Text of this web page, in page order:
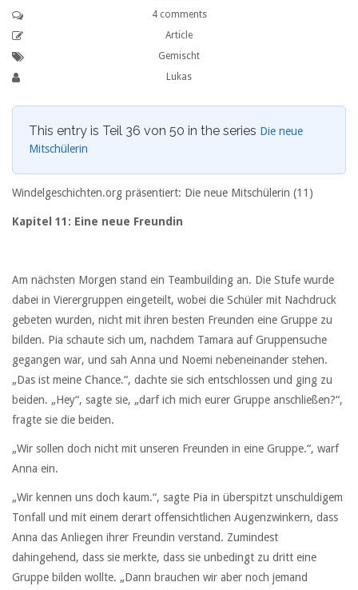
4 comments
Article
Gemischt
Lukas
This entry is Teil 36 von 50 in the series Die neue
Mitschülerin
Windelgeschichten.org präsentiert: Die neue Mitschülerin (11)
Kapitel 11: Eine neue Freundin
Am nächsten Morgen stand ein Teambuilding an. Die Stufe wurde
dabei in Vierergruppen eingeteilt, wobei die Schüler mit Nachdruck
gebeten wurden, nicht mit ihren besten Freunden eine Gruppe zu
bilden. Pia schaute sich um, nachdem Tamara auf Gruppensuche
gegangen war, und sah Anna und Noemi nebeneinander stehen.
„Das ist meine Chance.“, dachte sie sich entschlossen und ging zu
beiden. „Hey“, sagte sie, „darf ich mich eurer Gruppe anschließen?“,
fragte sie die beiden.
„Wir sollen doch nicht mit unseren Freunden in eine Gruppe.“, warf
Anna ein.
„Wir kennen uns doch kaum.“, sagte Pia in überspitzt unschuldigem
Tonfall und mit einem derart offensichtlichen Augenzwinkern, dass
Anna das Anliegen ihrer Freundin verstand. Zumindest
dahingehend, dass sie merkte, dass sie unbedingt zu dritt eine
Gruppe bilden wollte. „Dann brauchen wir aber noch jemand